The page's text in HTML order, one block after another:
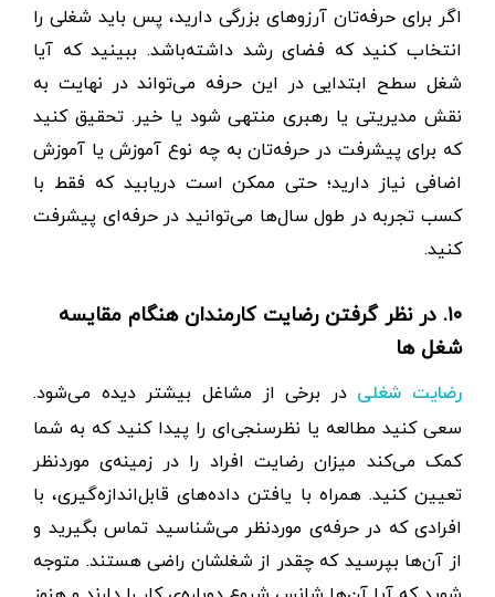
اگر برای حرفه‌‌تان آرزوهای بزرگی دارید، پس باید شغلی را
انتخاب کنید که فضای رشد داشته‌باشد. ببینید که آیا
شغل سطح ابتدایی در این حرفه می‌تواند در نهایت به
نقش مدیریتی یا رهبری منتهی شود یا خیر. تحقیق کنید
که برای پیشرفت در حرفه‌‌تان به چه نوع آموزش یا آموزش
اضافی نیاز دارید؛ حتی ممکن است دریابید که فقط با
کسب تجربه در طول سال‌ها می‌توانید در حرفه‌ای پیشرفت
کنید.
۱۰. در نظر گرفتن رضایت کارمندان هنگام مقایسه
شغل ها
رضایت شغلی در برخی از مشاغل بیشتر دیده می‌شود.
سعی کنید مطالعه یا نظرسنجی‌ای را پیدا کنید که به شما
کمک می‌کند میزان رضایت افراد را در زمینه‌ی موردنظر
تعیین کنید. همراه با یافتن داده‌های قابل‌اندازه‌گیری، با
افرادی که در حرفه‌ی موردنظر می‌شناسید تماس بگیرید و
از آن‌ها بپرسید که چقدر از شغلشان راضی هستند. متوجه